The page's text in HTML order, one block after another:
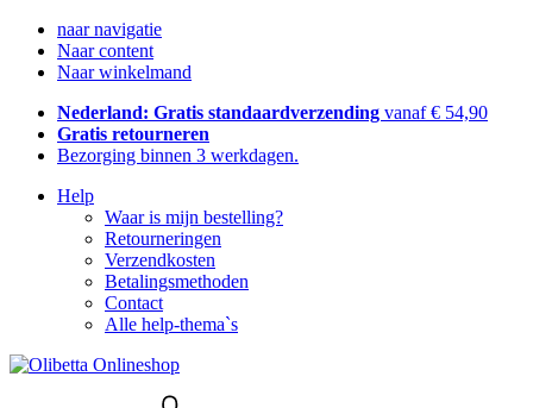
naar navigatie
Naar content
Naar winkelmand
Nederland: Gratis standaardverzending vanaf € 54,90
Gratis retourneren
Bezorging binnen 3 werkdagen.
Help
Waar is mijn bestelling?
Retourneringen
Verzendkosten
Betalingsmethoden
Contact
Alle help-thema`s